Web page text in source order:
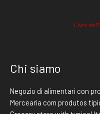
Livro de
Chi siamo
Negozio di alimentari con
Mercearia com produtos